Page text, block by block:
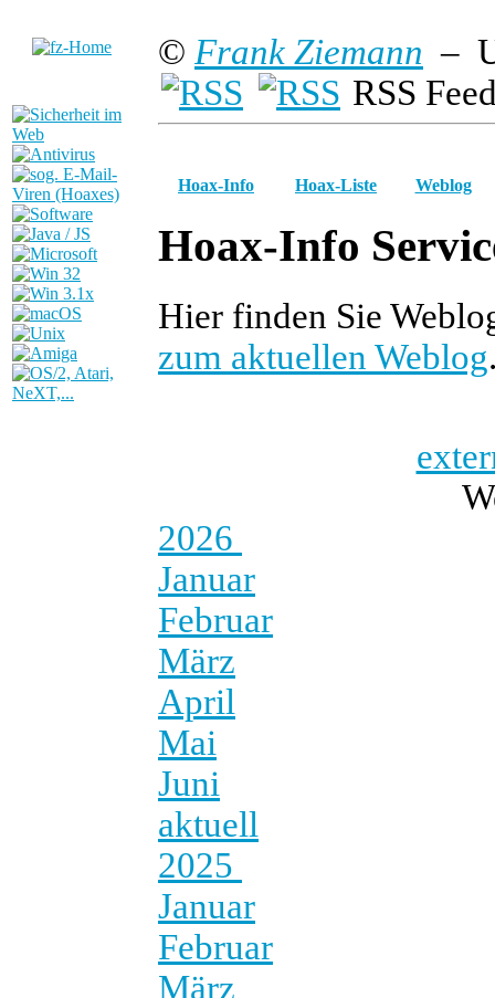
© Frank Ziemann –
RSS
Hoax-Info Hoax-Liste Weblog
Hoax-Info
Hier finden Sie
zum aktuellen Weblog
2026
Januar
Februar
März
April
Mai
Juni
aktuell
2025
Januar
Februar
März